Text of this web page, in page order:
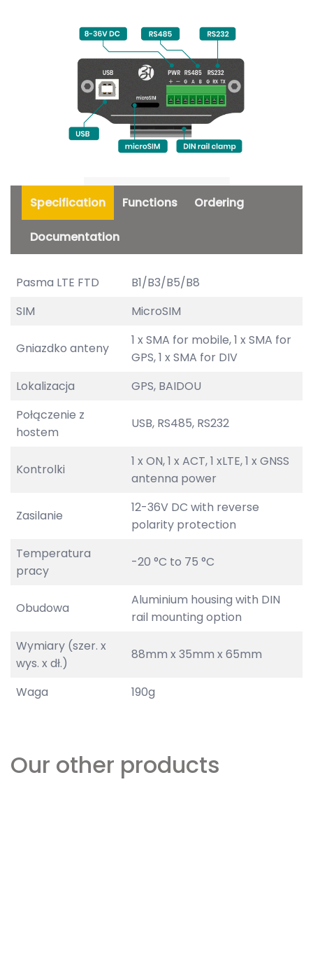
Specification Functions Ordering
Documentation
Pasma LTE FTD
B1/B3/B5/B8
SIM
MicroSIM
Gniazdko anteny
1 x SMA for mobile, 1 x SMA for
GPS, 1 x SMA for DIV
Lokalizacja
GPS, BAIDOU
Połączenie z
hostem
USB, RS485, RS232
Kontrolki
1 x ON, 1 x ACT, 1 xLTE, 1 x GNSS
antenna power
Zasilanie
12-36V DC with reverse
polarity protection
Temperatura
pracy
-20 °C to 75 °C
Obudowa
Aluminium housing with DIN
rail mounting option
Wymiary (szer. x
wys. x dł.)
88mm x 35mm x 65mm
Waga 190g
Our other products